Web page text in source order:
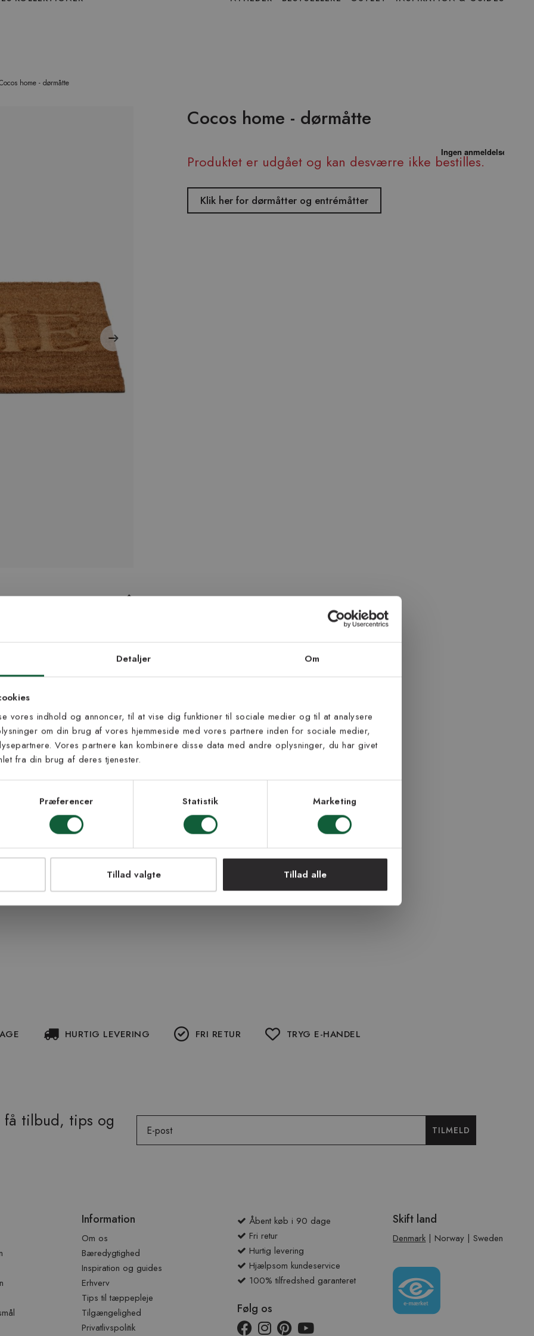
Detaljer Om
vores indhold og annoncer, til at vise dig funktioner til sociale medier og til at analysere
om din brug af vores hjemmeside med vores partnere inden for sociale medier,
Vores partnere kan kombinere disse data med andre oplysninger, du har givet
fra din brug af deres tjenester.
Præferencer Statistik Marketing
Tillad valgte Tillad alle
home - dørmåtte
Cocos home - dørmåtte
Produktet er udgået og kan desværre ikke bestilles.
Klik her for dørmåtter og entrémåtter
på måttens overside.
Inspiration fra @kilandsofficial
HURTIG LEVERING FRI RETUR TRYG E-HANDEL
få tilbud, tips og
TILMELD
Information
Om os
Bæredygtighed
Inspiration og guides
Erhverv
Tips til tæppepleje
Tilgængelighed
Privatlivspolitik
Åbent køb i 90 dage
Fri retur
Hurtig levering
Hjælpsom kundeservice
100% tilfredshed garanteret
Følg os
Skift land
Denmark | Norway |Sweden
dig vores
at modtage vores tilbud,
TAK!